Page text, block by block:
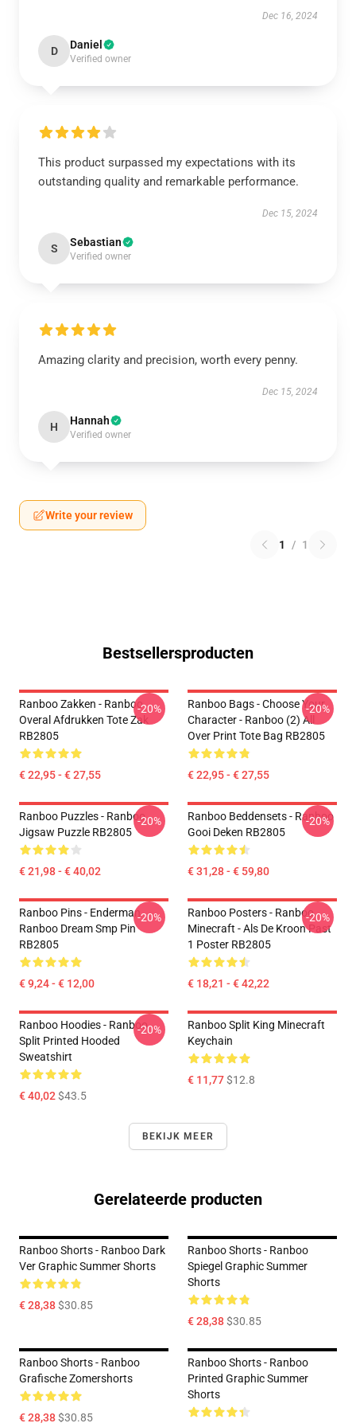
Dec 16, 2024
D Daniel
Verified owner
This product surpassed my expectations with its
outstanding quality and remarkable performance.
Dec 15, 2024
S Sebastian
Verified owner
Amazing clarity and precision, worth every penny.
Dec 15, 2024
H Hannah
Verified owner
Write your review
1 / 1
Bestsellersproducten
Ranboo Zakken - Ranboo
Overal Afdrukken Tote Zak
RB2805
€ 22,95 - € 27,55
-20%
Ranboo Bags - Choose Your
Character - Ranboo (2) All
Over Print Tote Bag RB2805
€ 22,95 - € 27,55
-20%
Ranboo Puzzles - Ranboo
Jigsaw Puzzle RB2805
€ 21,98 - € 40,02
-20%
Ranboo Beddensets - Ranboo
Gooi Deken RB2805
€ 31,28 - € 59,80
-20%
Ranboo Pins - Enderman
Ranboo Dream Smp Pin
RB2805
€ 9,24 - € 12,00
-20%
Ranboo Posters - Ranboo
Minecraft - Als De Kroon Past
1 Poster RB2805
€ 18,21 - € 42,22
-20%
Ranboo Hoodies - Ranboo
Split Printed Hooded
Sweatshirt
€ 40,02$43.5
-20%
Ranboo Split King Minecraft
Keychain
€ 11,77$12.8
BEKIJK MEER
Gerelateerde producten
Ranboo Shorts - Ranboo Dark
Ver Graphic Summer Shorts
€ 28,38$30.85
Ranboo Shorts - Ranboo
Spiegel Graphic Summer
Shorts
€ 28,38$30.85
Ranboo Shorts - Ranboo
Grafische Zomershorts
€ 28,38$30.85
Ranboo Shorts - Ranboo
Printed Graphic Summer
Shorts